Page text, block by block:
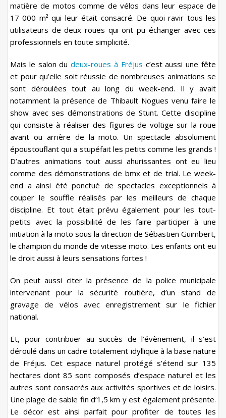
matière de motos comme de vélos dans leur espace de
17 000 m² qui leur était consacré. De quoi ravir tous les
utilisateurs de deux roues qui ont pu échanger avec ces
professionnels en toute simplicité.
Mais le salon dudeux-roues à Fréjus c’est aussi une fête
et pour qu’elle soit réussie de nombreuses animations se
sont déroulées tout au long du week-end. Il y avait
notamment la présence de Thibault Nogues venu faire le
show avec ses démonstrations de Stunt. Cette discipline
qui consiste à réaliser des figures de voltige sur la roue
avant ou arrière de la moto. Un spectacle absolument
époustouflant qui a stupéfait les petits comme les grands !
D’autres animations tout aussi ahurissantes ont eu lieu
comme des démonstrations de bmx et de trial. Le week-
end a ainsi été ponctué de spectacles exceptionnels à
couper le souffle réalisés par les meilleurs de chaque
discipline. Et tout était prévu également pour les tout-
petits avec la possibilité de les faire participer à une
initiation à la moto sous la direction de Sébastien Guimbert,
le champion du monde de vitesse moto. Les enfants ont eu
le droit aussi à leurs sensations fortes !
On peut aussi citer la présence de la police municipale
intervenant pour la sécurité routière, d’un stand de
gravage de vélos avec enregistrement sur le fichier
national.
Et, pour contribuer au succès de l’évènement, il s’est
déroulé dans un cadre totalement idyllique à la base nature
de Fréjus. Cet espace naturel protégé s’étend sur 135
hectares dont 85 sont composés d’espace naturel et les
autres sont consacrés aux activités sportives et de loisirs.
Une plage de sable fin d’1,5 km y est également présente.
Le décor est ainsi parfait pour profiter de toutes les